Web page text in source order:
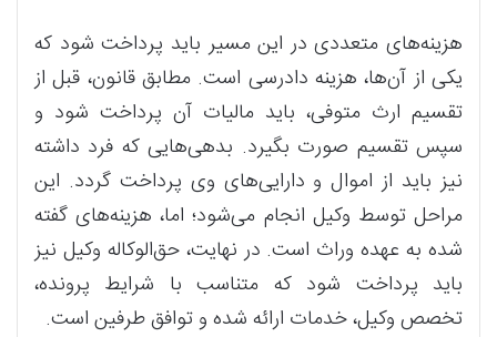
هزینه‌های متعددی در این مسیر باید پرداخت شود که
یکی از آن‌ها، هزینه دادرسی است. مطابق قانون، قبل از
تقسیم ارث متوفی، باید مالیات آن پرداخت شود و
سپس تقسیم صورت بگیرد. بدهی‌هایی که فرد داشته
نیز باید از اموال و دارایی‌های وی پرداخت گردد. این
مراحل توسط وکیل انجام می‌شود؛ اما، هزینه‌های گفته
شده به عهده وراث است. در نهایت، حق‌الوکاله وکیل نیز
باید پرداخت شود که متناسب با شرایط پرونده،
تخصص وکیل، خدمات ارائه شده و توافق طرفین است.